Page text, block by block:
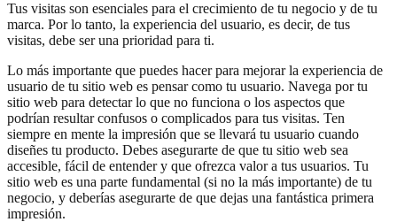
Tus visitas son esenciales para el crecimiento de tu negocio y de tu
marca. Por lo tanto, la experiencia del usuario, es decir, de tus
visitas, debe ser una prioridad para ti.
Lo más importante que puedes hacer para mejorar la experiencia de
usuario de tu sitio web es pensar como tu usuario. Navega por tu
sitio web para detectar lo que no funciona o los aspectos que
podrían resultar confusos o complicados para tus visitas. Ten
siempre en mente la impresión que se llevará tu usuario cuando
diseñes tu producto. Debes asegurarte de que tu sitio web sea
accesible, fácil de entender y que ofrezca valor a tus usuarios. Tu
sitio web es una parte fundamental (si no la más importante) de tu
negocio, y deberías asegurarte de que dejas una fantástica primera
impresión.